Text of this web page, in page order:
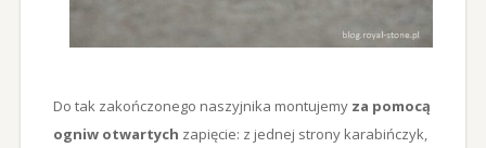
Do tak zakończonego naszyjnika montujemy za pomocą
ogniw otwartych zapięcie: z jednej strony karabińczyk,